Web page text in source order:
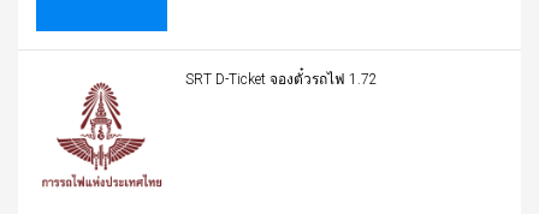
SRT D-Ticket จองตั๋วรถไฟ 1.72